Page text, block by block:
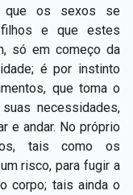
que os sexos se
e que estes
só em começo da
é por instinto
que toma o
necessidades,
e andar. No próprio
tais como os
risco, para fugir a
corpo; tais ainda o